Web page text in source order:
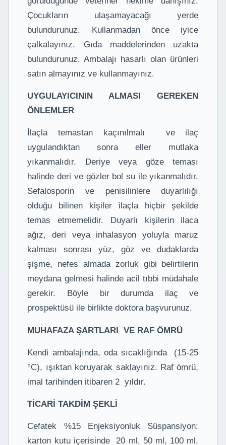
Çocukların ulaşamayacağı yerde
bulundurunuz. Kullanmadan önce iyice
çalkalayınız. Gıda maddelerinden uzakta
bulundurunuz. Ambalajı hasarlı olan ürünleri
satın almayınız ve kullanmayınız.
UYGULAYICININ ALMASI GEREKEN
ÖNLEMLER
İlaçla temastan kaçınılmalı ve ilaç
uygulandıktan sonra eller mutlaka
yıkanmalıdır. Deriye veya göze teması
halinde deri ve gözler bol su ile yıkanmalıdır.
Sefalosporin ve penisilinlere duyarlılığı
olduğu bilinen kişiler ilaçla hiçbir şekilde
temas etmemelidir. Duyarlı kişilerin ilaca
ağız, deri veya inhalasyon yoluyla maruz
kalması sonrası yüz, göz ve dudaklarda
şişme, nefes almada zorluk gibi belirtilerin
meydana gelmesi halinde acil tıbbi müdahale
gerekir. Böyle bir durumda ilaç ve
prospektüsü ile birlikte doktora başvurunuz.
MUHAFAZA ŞARTLARI VE RAF ÖMRÜ
Kendi ambalajında, oda sıcaklığında (15-25
°C), ışıktan koruyarak saklayınız. Raf ömrü,
imal tarihinden itibaren 2 yıldır.
TİCARİ TAKDİM ŞEKLİ
Cefatek %15 Enjeksiyonluk Süspansiyon;
karton kutu içerisinde 20 ml, 50 ml, 100 ml,